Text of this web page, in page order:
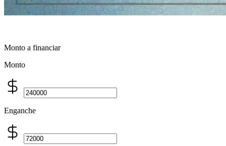
Monto a financiar
Monto
Enganche